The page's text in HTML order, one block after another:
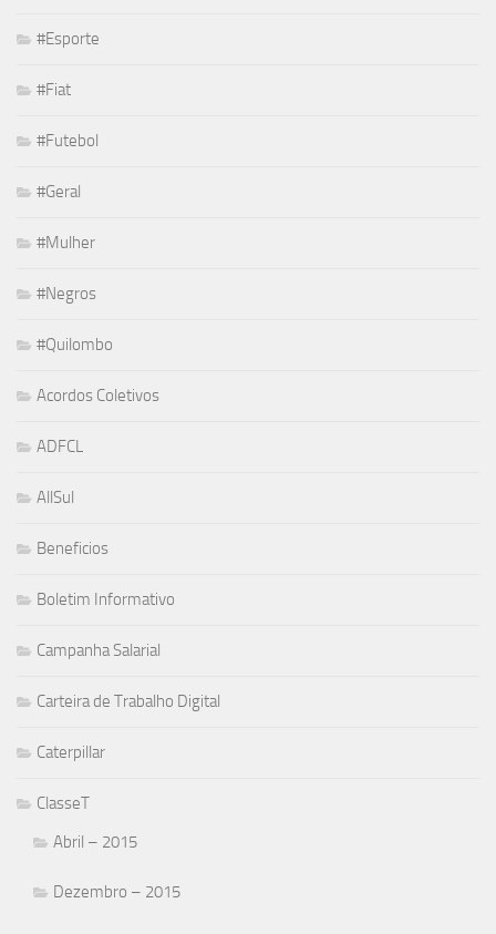
#Esporte
#Fiat
#Futebol
#Geral
#Mulher
#Negros
#Quilombo
Acordos Coletivos
ADFCL
AllSul
Beneficios
Boletim Informativo
Campanha Salarial
Carteira de Trabalho Digital
Caterpillar
ClasseT
Abril – 2015
Dezembro – 2015